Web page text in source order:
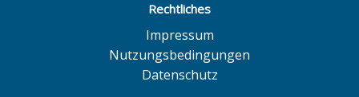
Rechtliches
Impressum
Nutzungsbedingungen
Datenschutz